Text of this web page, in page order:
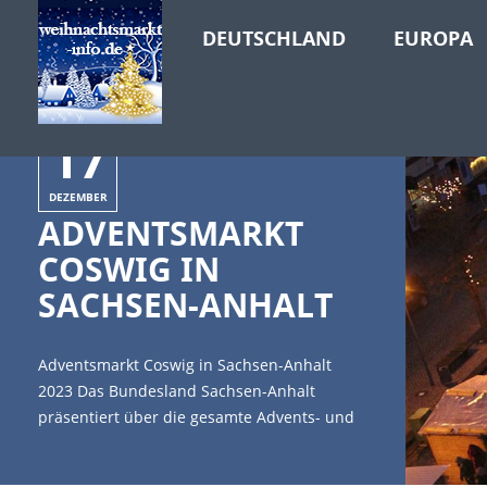
DEUTSCHLAND EUROPA
17
DEZEMBER
ADVENTSMARKT
COSWIG IN
SACHSEN-ANHALT
Adventsmarkt Coswig in Sachsen-Anhalt
2023 Das Bundesland Sachsen-Anhalt
präsentiert über die gesamte Advents- und